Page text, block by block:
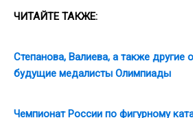
ЧИТАЙТЕ ТАКЖЕ:
Степанова, Валиева, а также другие
будущие медалисты Олимпиады
Чемпионат России по фигурному